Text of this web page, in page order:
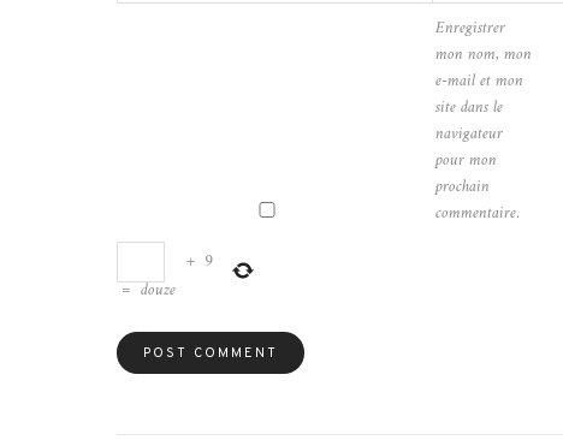
Enregistrer
mon nom, mon
e-mail et mon
site dans le
navigateur
pour mon
prochain
commentaire.
+ 9
=douze